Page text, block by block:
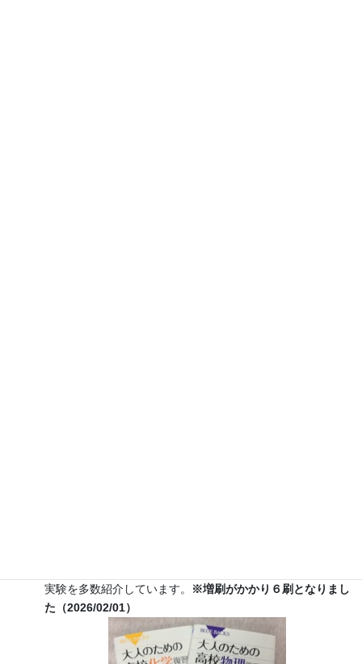
実験を多数紹介しています。
※増刷がかかり６刷となりまし
た（2026/02/01）